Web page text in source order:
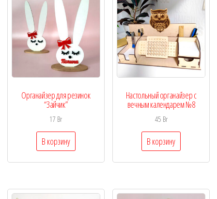
Органайзер для резинок
“Зайчик”
17 Br
В корзину
Настольный органайзер с
вечным календарем №8
45 Br
В корзину